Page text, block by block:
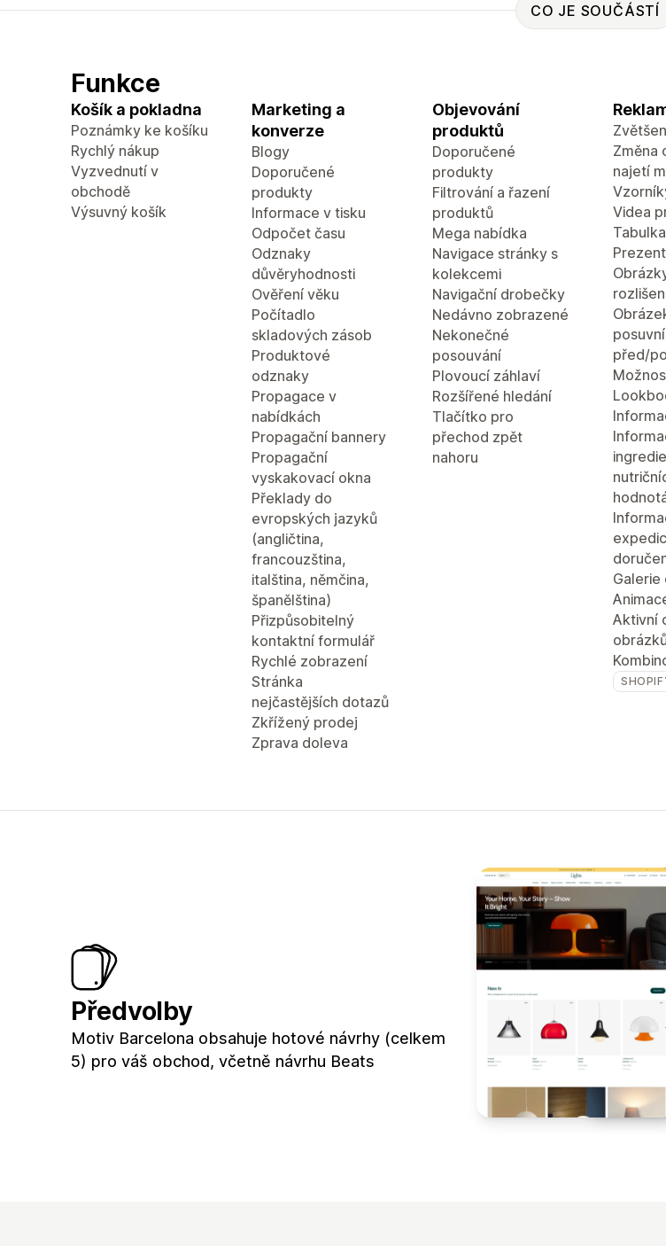
CO JE SOUČÁSTÍ
Funkce
Košík a pokladna
Poznámky ke košíku
Rychlý nákup
Vyzvednutí v
obchodě
Výsuvný košík
Marketing a
konverze
Blogy
Doporučené
produkty
Informace v tisku
Odpočet času
Odznaky
důvěryhodnosti
Ověření věku
Počítadlo
skladových zásob
Produktové
odznaky
Propagace v
nabídkách
Propagační bannery
Propagační
vyskakovací okna
Překlady do
evropských jazyků
(angličtina,
francouzština,
italština, němčina,
španělština)
Přizpůsobitelný
kontaktní formulář
Rychlé zobrazení
Stránka
nejčastějších dotazů
Zkřížený prodej
Zprava doleva
Objevování
produktů
Doporučené
produkty
Filtrování a řazení
produktů
Mega nabídka
Navigace stránky s
kolekcemi
Navigační drobečky
Nedávno zobrazené
Nekonečné
posouvání
Plovoucí záhlaví
Rozšířené hledání
Tlačítko pro
přechod zpět
nahoru
Změna
najetí
Videa
před/po
Galerie
Aktivní
Předvolby
Motiv Barcelona obsahuje hotové návrhy (celkem
5) pro váš obchod, včetně návrhu Beats